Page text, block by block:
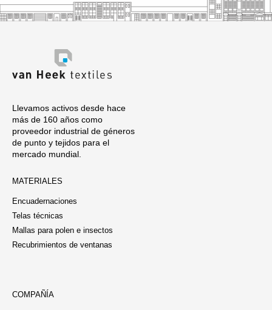
Llevamos activos desde hace
más de 160 años como
proveedor industrial de géneros
de punto y tejidos para el
mercado mundial.
MATERIALES
Encuadernaciones
Telas técnicas
Mallas para polen e insectos
Recubrimientos de ventanas
COMPAÑÍA